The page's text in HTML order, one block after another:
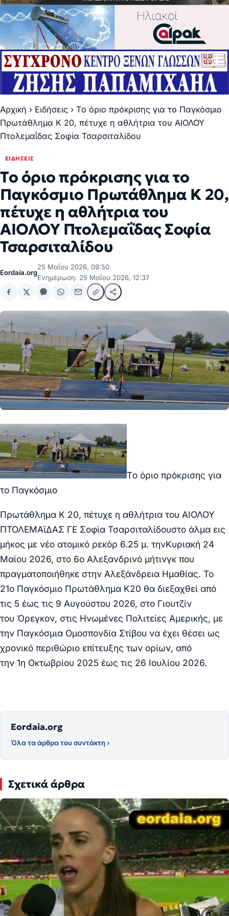
Αρχική › Ειδήσεις › Τo όριo πρόκρισης για το Παγκόσμιο
Πρωτάθλημα K 20, πέτυχε η αθλήτρια του ΑΙΟΛΟΥ
Πτολεμαΐδας Σοφία Τσαρσιταλίδου
ΕΙΔΉΣΕΙΣ
Τo όριo πρόκρισης για το
Παγκόσμιο Πρωτάθλημα K 20,
πέτυχε η αθλήτρια του
ΑΙΟΛΟΥ Πτολεμαΐδας Σοφία
Τσαρσιταλίδου
Eordaia.org
25 Μαΐου 2026, 09:50
Ενημέρωση: 25 Μαΐου 2026, 12:37
Τo όριo πρόκρισης για
το Παγκόσμιο
Πρωτάθλημα K 20, πέτυχε η αθλήτρια του ΑΙΟΛΟΥ
ΠΤΟΛΕΜΑϊΔΑΣ ΓΕ Σοφία Τσαρσιταλίδουστο άλμα εις
μήκος με νέο ατομικό ρεκόρ 6.25 μ. τηνΚυριακή 24
Μαίου 2026, στο 6ο Αλεξανδρινό μήτινγκ που
πραγματοποιήθηκε στην Αλεξάνδρεια Ημαθίας. Το
21ο Παγκόσμιο Πρωτάθλημα Κ20 θα διεξαχθεί από
τις 5 έως τις 9 Αυγούστου 2026, στο Γιουτζίν
του Όρεγκον, στις Ηνωμένες Πολιτείες Αμερικής, με
την Παγκόσμια Ομοσπονδία Στίβου να έχει θέσει ως
χρονικό περιθώριο επίτευξης των ορίων, από
την 1η Οκτωβρίου 2025 έως τις 26 Ιουλίου 2026.
Eordaia.org
Όλα τα άρθρα του συντάκτη ›
Σχετικά άρθρα